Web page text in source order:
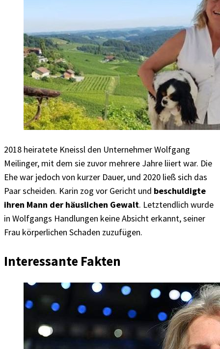
2018 heiratete Kneissl den Unternehmer Wolfgang
Meilinger, mit dem sie zuvor mehrere Jahre liiert war. Die
Ehe war jedoch von kurzer Dauer, und 2020 ließ sich das
Paar scheiden. Karin zog vor Gericht und beschuldigte
ihren Mann der häuslichen Gewalt. Letztendlich wurde
in Wolfgangs Handlungen keine Absicht erkannt, seiner
Frau körperlichen Schaden zuzufügen.
Interessante Fakten